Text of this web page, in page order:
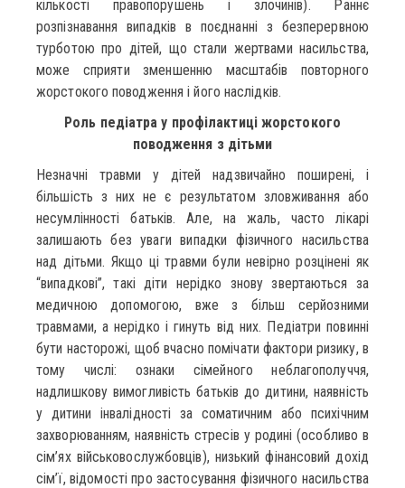
кількості правопорушень і злочинів). Раннє
розпізнавання випадків в поєднанні з безперервною
турботою про дітей, що стали жертвами насильства,
може сприяти зменшенню масштабів повторного
жорстокого поводження і його наслідків.
Роль педіатра у профілактиці жорстокого
поводження з дітьми
Незначні травми у дітей надзвичайно поширені, і
більшість з них не є результатом зловживання або
несумлінності батьків. Але, на жаль, часто лікарі
залишають без уваги випадки фізичного насильства
над дітьми. Якщо ці травми були невірно розцінені як
“випадкові”, такі діти нерідко знову звертаються за
медичною допомогою, вже з більш серйозними
травмами, а нерідко і гинуть від них. Педіатри повинні
бути насторожі, щоб вчасно помічати фактори ризику, в
тому числі: ознаки сімейного неблагополуччя,
надлишкову вимогливість батьків до дитини, наявність
у дитини інвалідності за соматичним або психічним
захворюванням, наявність стресів у родині (особливо в
сім’ях військовослужбовців), низький фінансовий дохід
сім’ї, відомості про застосування фізичного насильства